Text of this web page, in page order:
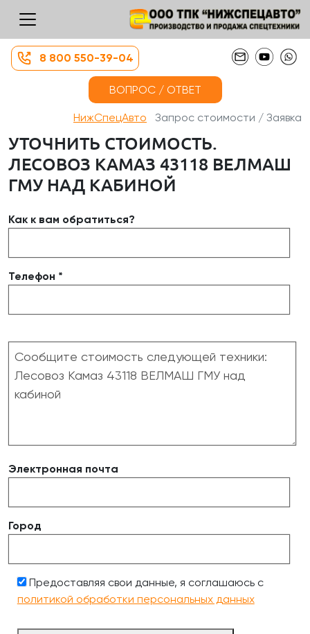
8 800 550-39-04
ВОПРОС / ОТВЕТ
НижСпецАвто Запрос стоимости / Заявка
УТОЧНИТЬ СТОИМОСТЬ.
ЛЕСОВОЗ КАМАЗ 43118 ВЕЛМАШ
ГМУ НАД КАБИНОЙ
Как к вам обратиться?
Телефон *
Электронная почта
Город
Предоставляя свои данные, я соглашаюсь с
политикой обработки персональных данных